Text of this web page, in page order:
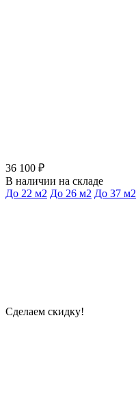
36 100 ₽
В наличии на складе
До 22 м2 До 26 м2 До 37 м2
Сделаем скидку!